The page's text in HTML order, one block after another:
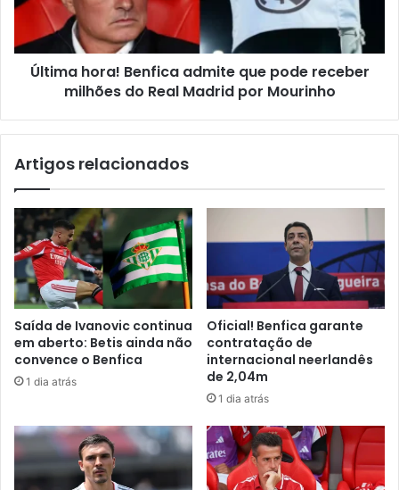
Última hora! Benfica admite que pode receber
milhões do Real Madrid por Mourinho
Artigos relacionados
Saída de Ivanovic continua
em aberto: Betis ainda não
convence o Benfica
1 dia atrás
Oficial! Benfica garante
contratação de
internacional neerlandês
de 2,04m
1 dia atrás